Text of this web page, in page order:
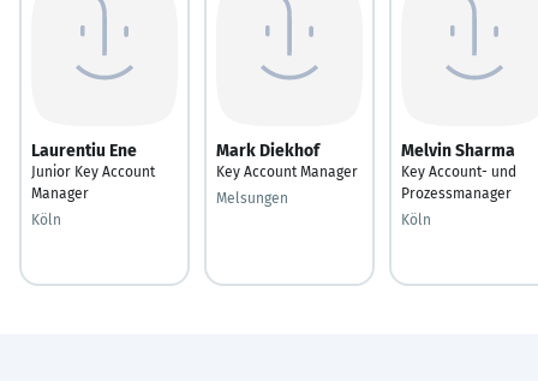
Laurentiu Ene
Junior Key Account
Manager
Köln
Mark Diekhof
Key Account Manager
Melsungen
Melvin Sharma
Key Account- und
Prozessmanager
Köln